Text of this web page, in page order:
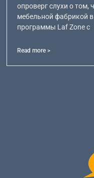
опроверг слухи о том,
мебельной фабрикой
программы Laf Zone с
Read more >